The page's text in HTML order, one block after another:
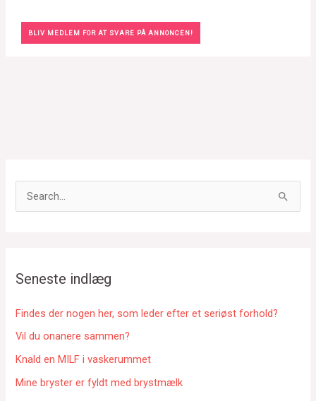
BLIV MEDLEM FOR AT SVARE PÅ ANNONCEN!
ø
f
e
r
:
Seneste indlæg
Findes der nogen her, som leder efter et seriøst forhold?
Vil du onanere sammen?
Knald en MILF i vaskerummet
Mine bryster er fyldt med brystmælk